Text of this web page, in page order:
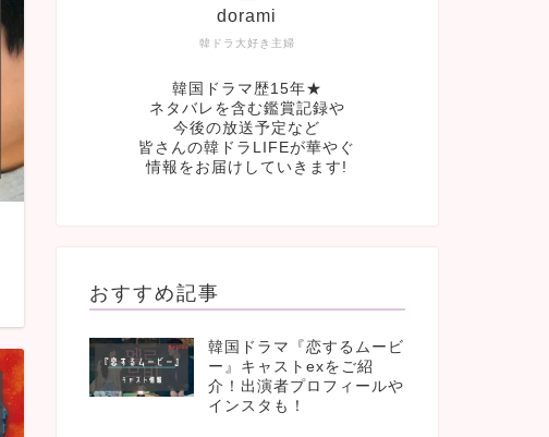
韓ドラ大好き主婦
dorami
韓国ドラマ歴15年★
ネタバレを含む鑑賞記録や
今後の放送予定など
皆さんの韓ドラLIFEが華やぐ
情報をお届けしていきます!
おすすめ記事
韓国ドラマ『恋するムービ
ー』キャストexをご紹
介！出演者プロフィールや
インスタも！